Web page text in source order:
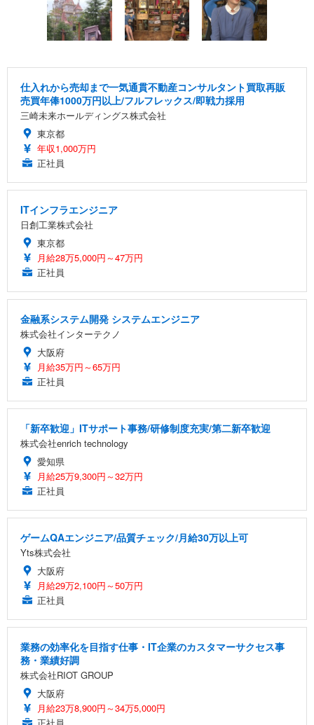
仕入れから売却まで一気通貫不動産コンサルタント買取再販
売買年俸1000万円以上/フルフレックス/即戦力採用
三崎未来ホールディングス株式会社
東京都
年収1,000万円
正社員
ITインフラエンジニア
日創工業株式会社
東京都
月給28万5,000円～47万円
正社員
金融系システム開発 システムエンジニア
株式会社インターテクノ
大阪府
月給35万円～65万円
正社員
「新卒歓迎」ITサポート事務/研修制度充実/第二新卒歓迎
株式会社enrich technology
愛知県
月給25万9,300円～32万円
正社員
ゲームQAエンジニア/品質チェック/月給30万以上可
Yts株式会社
大阪府
月給29万2,100円～50万円
正社員
業務の効率化を目指す仕事・IT企業のカスタマーサクセス事
務・業績好調
株式会社RIOT GROUP
大阪府
月給23万8,900円～34万5,000円